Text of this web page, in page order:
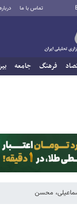
تماس با ما
فرهنگ جامعه
محسن